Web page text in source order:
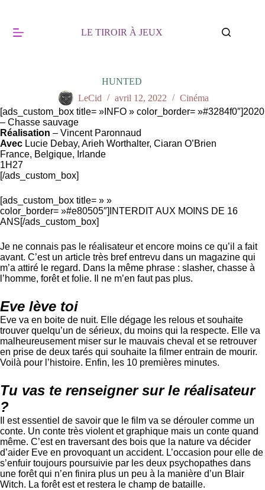
LE TIROIR À JEUX
HUNTED
LeCid
avril 12, 2022
Cinéma
[ads_custom_box title= »INFO » color_border= »#3284f0″]2020
– Chasse sauvage
Réalisation – Vincent Paronnaud
Avec Lucie Debay, Arieh Worthalter, Ciaran O’Brien
France, Belgique, Irlande
1H27
[/ads_custom_box]
[ads_custom_box title= » »
color_border= »#e80505″]INTERDIT AUX MOINS DE 16
ANS[/ads_custom_box]
Je ne connais pas le réalisateur et encore moins ce qu’il a fait
avant. C’est un article très bref entrevu dans un magazine qui
m’a attiré le regard. Dans la même phrase : slasher, chasse à
l’homme, forêt et folie. Il ne m’en faut pas plus.
Eve lève toi
Eve va en boite de nuit. Elle dégage les relous et souhaite
trouver quelqu’un de sérieux, du moins qui la respecte. Elle va
malheureusement miser sur le mauvais cheval et se retrouver
en prise de deux tarés qui souhaite la filmer entrain de mourir.
Voilà pour l’histoire. Enfin, les 10 premières minutes.
Tu vas te renseigner sur le réalisateur
?
Il est essentiel de savoir que le film va se dérouler comme un
conte. Un conte très violent et graphique mais un conte quand
même. C’est en traversant des bois que la nature va décider
d’aider Eve en provoquant un accident. L’occasion pour elle de
s’enfuir toujours poursuivie par les deux psychopathes dans
une forêt qui n’en finira plus un peu à la manière d’un Blair
Witch. La forêt est et restera le champ de bataille.